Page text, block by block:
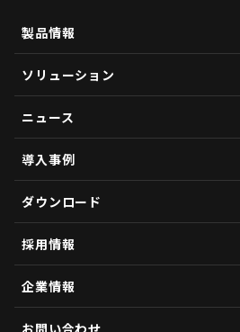
製品情報
ソリューション
ニュース
導入事例
ダウンロード
採用情報
企業情報
お問い合わせ